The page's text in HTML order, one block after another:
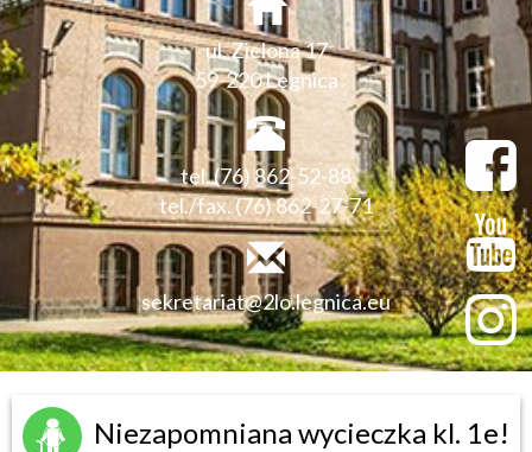
ul. Zielona 17
59-220 Legnica
tel. (76) 862-52-88
tel./fax. (76) 862-27-71
sekretariat@2lo.legnica.eu
Niezapomniana wycieczka kl. 1e!